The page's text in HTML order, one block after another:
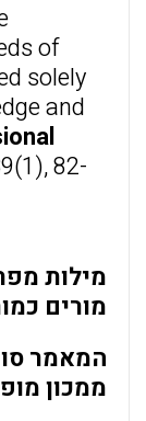
of
solely
and
82-
מילות
מורים
המאמר
ממכון